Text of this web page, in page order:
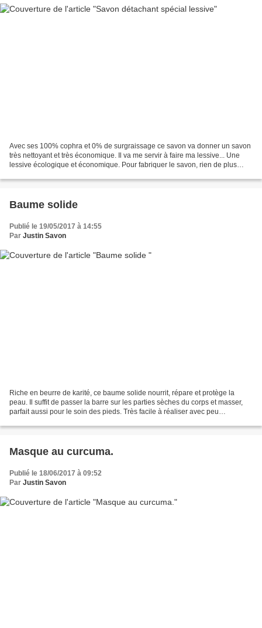
Avec ses 100% cophra et 0% de surgraissage ce savon va donner un savon
très nettoyant et très économique. Il va me servir à faire ma lessive... Une
lessive écologique et économique. Pour fabriquer le savon, rien de plus
Baume solide
Publié le 19/05/2017 à 14:55
Par Justin Savon
Riche en beurre de karité, ce baume solide nourrit, répare et protège la
peau. Il suffit de passer la barre sur les parties sèches du corps et masser,
parfait aussi pour le soin des pieds. Très facile à réaliser avec peu
Masque au curcuma.
Publié le 18/06/2017 à 09:52
Par Justin Savon